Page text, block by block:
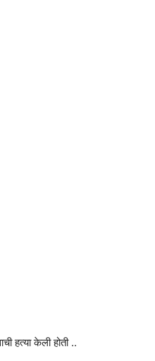
हत्या केली होती ..